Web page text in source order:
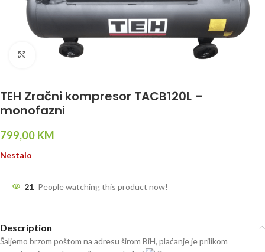
Click to enlarge
TEH Zračni kompresor TACB120L –
monofazni
799,00 KM
Nestalo
21 People watching this product now!
Description
Šaljemo brzom poštom na adresu širom BiH, plaćanje je prilikom